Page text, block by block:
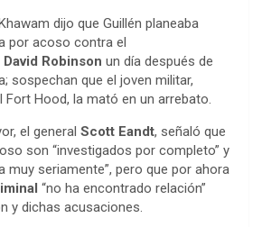
dijo que Guillén planeaba
por acoso contra el
Robinson un día después de
sospechan que el joven militar,
Fort Hood, la mató en un arrebato.
el general Scott Eandt, señaló que
son “investigados por completo” y
muy seriamente”, pero que por ahora
“no ha encontrado relación”
y dichas acusaciones.